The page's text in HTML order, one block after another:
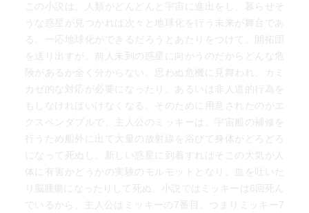
この小説は、人類がどんどんと宇宙に進出をし、暮らせそ
うな惑星が見つかれば次々と地球化を行う未来が舞台であ
る。一応地球化ができるだろうとあたりをつけて、開拓団
を送り出すが、前人未到の惑星に向かうのだからどんな危
険があるか全く分からない。思わぬ危機に見舞われ、カミ
カゼ的な対応が必要になったり、あるいは非人道的行為を
もしなければいけなくなる。そのために用意されたのがエ
クスペンダブルで、主人公のミッキーは、宇宙船の補修を
行うため船外に出て大量の放射線を浴びて身体がどろどろ
になって死ぬし、新しい惑星に到着すればそこの大気が人
体に有害かどうかの実験のモルモットとなり、血を吐いた
り脳腫瘍になったりして死ぬ。小説ではミッキーは6回死ん
でいるから、主人公はミッキーの7番目、つまりミッキー7